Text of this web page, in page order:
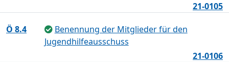
21-0105
Ö 8.4
Benennung der Mitglieder für den
Jugendhilfeausschuss
21-0106